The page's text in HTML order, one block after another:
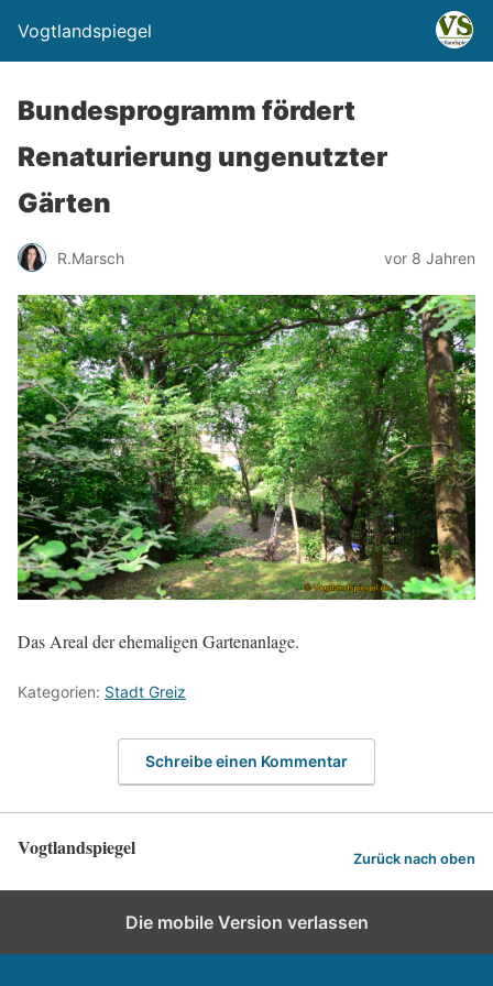
Vogtlandspiegel
Bundesprogramm fördert
Renaturierung ungenutzter
Gärten
R.Marsch vor 8 Jahren
Das Areal der ehemaligen Gartenanlage.
Kategorien: Stadt Greiz
Schreibe einen Kommentar
Vogtlandspiegel Zurück nach oben
Die mobile Version verlassen